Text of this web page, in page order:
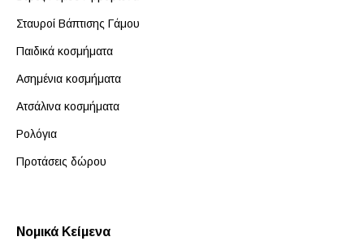
Σταυροί Βάπτισης Γάμου
Παιδικά κοσμήματα
Ασημένια κοσμήματα
Ατσάλινα κοσμήματα
Ρολόγια
Προτάσεις δώρου
Νομικά Κείμενα